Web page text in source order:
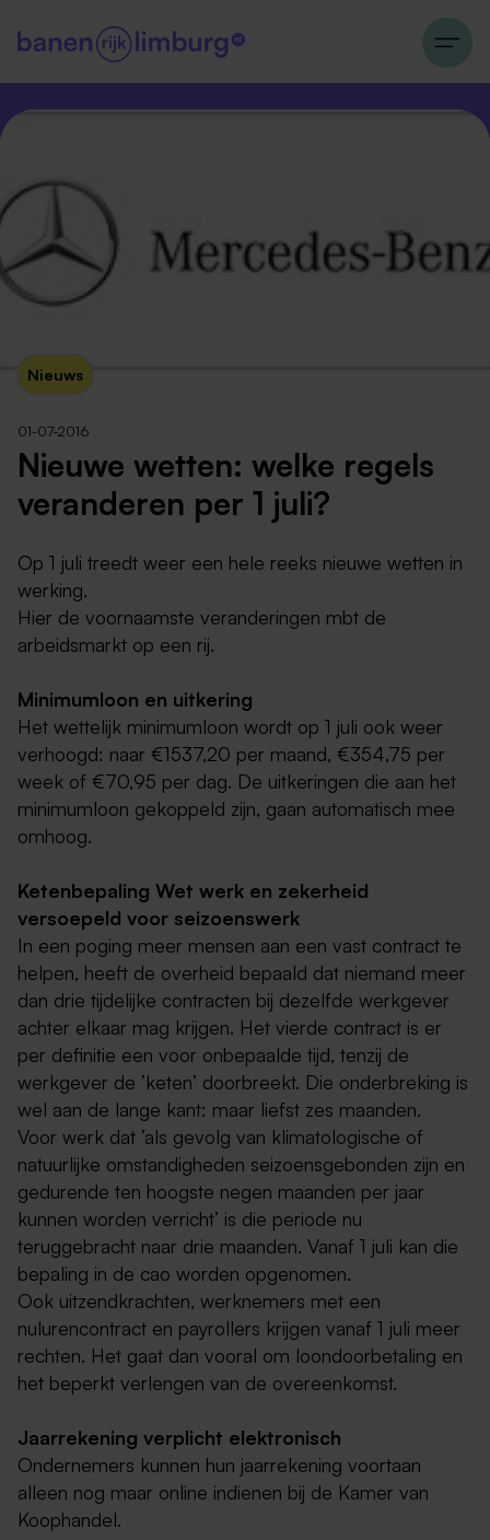
Nieuws
01-07-2016
Nieuwe wetten: welke regels
veranderen per 1 juli?
Op 1 juli treedt weer een hele reeks nieuwe wetten in
werking.
Hier de voornaamste veranderingen mbt de
arbeidsmarkt op een rij.
Minimumloon en uitkering
Het wettelijk minimumloon wordt op 1 juli ook weer
verhoogd: naar €1537,20 per maand, €354,75 per
week of €70,95 per dag. De uitkeringen die aan het
minimumloon gekoppeld zijn, gaan automatisch mee
omhoog.
Ketenbepaling Wet werk en zekerheid
versoepeld voor seizoenswerk
In een poging meer mensen aan een vast contract te
helpen, heeft de overheid bepaald dat niemand meer
dan drie tijdelijke contracten bij dezelfde werkgever
achter elkaar mag krijgen. Het vierde contract is er
per definitie een voor onbepaalde tijd, tenzij de
werkgever de ’keten’ doorbreekt. Die onderbreking is
wel aan de lange kant: maar liefst zes maanden.
Voor werk dat ’als gevolg van klimatologische of
natuurlijke omstandigheden seizoensgebonden zijn en
gedurende ten hoogste negen maanden per jaar
kunnen worden verricht’ is die periode nu
teruggebracht naar drie maanden. Vanaf 1 juli kan die
bepaling in de cao worden opgenomen.
Ook uitzendkrachten, werknemers met een
nulurencontract en payrollers krijgen vanaf 1 juli meer
rechten. Het gaat dan vooral om loondoorbetaling en
het beperkt verlengen van de overeenkomst.
Jaarrekening verplicht elektronisch
Ondernemers kunnen hun jaarrekening voortaan
alleen nog maar online indienen bij de Kamer van
Koophandel.